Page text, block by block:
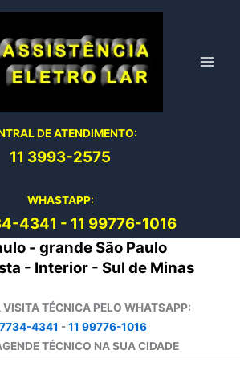
DE ATENDIMENTO:
11 3993-2575
WHASTAPP:
4341 - 11 99776-1016
- grande São Paulo
- Interior - Sul de Minas
VISITA TÉCNICA PELO WHATSAPP:
4341 -11 99776-1016
TÉCNICO NA SUA CIDADE